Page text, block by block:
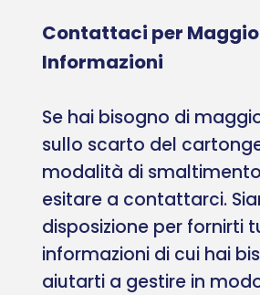
Contattaci per
Informazioni
Se hai bisogno di
sullo scarto del
modalità di
esitare a contattarci.
disposizione per fornirti
informazioni di cui hai
aiutarti a gestire in